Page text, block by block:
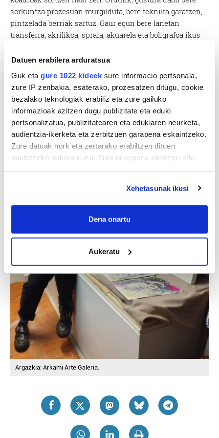
Datuen erabilera arduratsua
Guk eta gure 1022 kideek sure informacio pertsonala,
zure IP zenbakia, esaterako, prozesatzen ditugu, cookie
bezalako teknologiak erabiliz eta zure gailuko
informazioak azitzen dugu publizitate eta eduki
pertsonalizatua, publizitatearen eta edukiaren neurketa,
audientzia-ikerketa eta zerbitzuen garapena eskaintzeko.
Zure datuak nork eta zertarako erabiltzen dituen
hautatzeko aukera duzu. Zure onespena aldatzen edo
If you allow, we would also like to:
Collect information about your geographical
meters
Identify your device by actively scanning it for
specific characteristics (fingerprinting)
Find out more about how your personal data is processed
and set your preferences in thedetails section.
Guk eta gure bazkideek zure datu pertsonalak
prozesatzen ditugu, zure IP zenbakia, besteak beste,
teknologia erabiliz, cookieak adibidez, iragarki eta eduki
pertsonalizatuak eskaintzeko, iragarkiak eta edukia
neurtzeko, jendeari buruzko informazioa biltzeko eta
produktuak garatzeko. Zure datuak nork eta zertarako
Bazkide batzuek ez dizute baimenik eskatzen, eta beren
bazkideen zerrenda, beren ustez zein helburutarako
Xehetasunak ikusi
Dena onartu
Aukeratu
sorkuntza prozesuan murgilduta, bere teknika garatzen,
pintzelada berriak sartuz. Gaur egun bere lanetan
transferra, akrilikoa, spraia, akuarela eta boligrafoa ikus
Argazkia: Arkami Arte Galeria.